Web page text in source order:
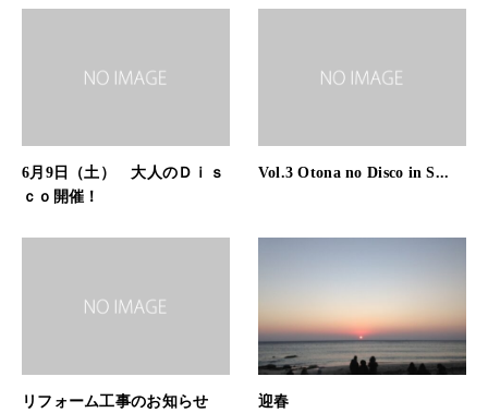
6月9日（土） 大人のＤｉｓ
ｃｏ開催！
Vol.3 Otona no Disco in S...
リフォーム工事のお知らせ 迎春